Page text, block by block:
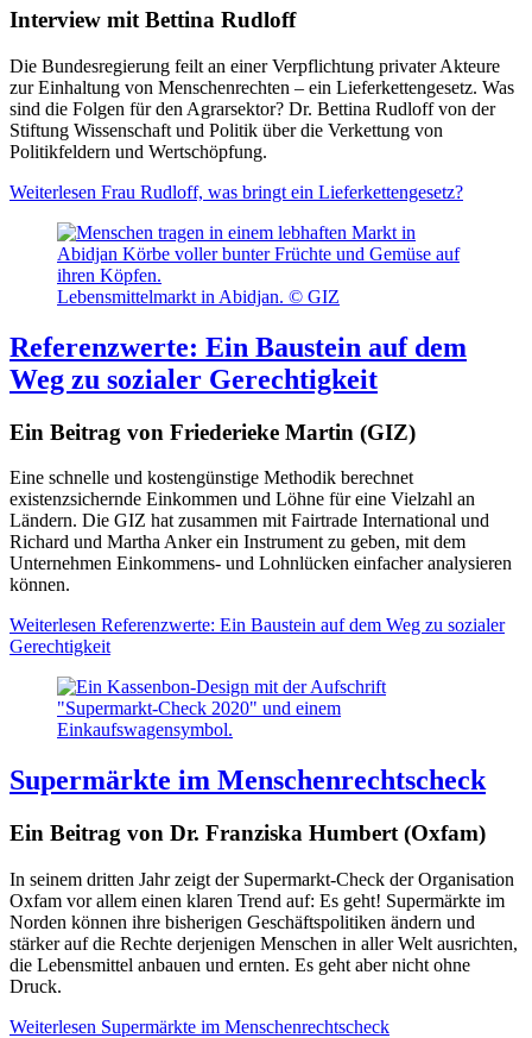
Interview mit Bettina Rudloff
Die Bundesregierung feilt an einer Verpflichtung privater Akteure
zur Einhaltung von Menschenrechten – ein Lieferkettengesetz. Was
sind die Folgen für den Agrarsektor? Dr. Bettina Rudloff von der
Stiftung Wissenschaft und Politik über die Verkettung von
Politikfeldern und Wertschöpfung.
Weiterlesen Frau Rudloff, was bringt ein Lieferkettengesetz?
Lebensmittelmarkt in Abidjan. © GIZ
Referenzwerte: Ein Baustein auf dem
Weg zu sozialer Gerechtigkeit
Ein Beitrag von Friederieke Martin (GIZ)
Eine schnelle und kostengünstige Methodik berechnet
existenzsichernde Einkommen und Löhne für eine Vielzahl an
Ländern. Die GIZ hat zusammen mit Fairtrade International und
Richard und Martha Anker ein Instrument zu geben, mit dem
Unternehmen Einkommens- und Lohnlücken einfacher analysieren
können.
Weiterlesen Referenzwerte: Ein Baustein auf dem Weg zu sozialer
Gerechtigkeit
Supermärkte im Menschenrechtscheck
Ein Beitrag von Dr. Franziska Humbert (Oxfam)
In seinem dritten Jahr zeigt der Supermarkt-Check der Organisation
Oxfam vor allem einen klaren Trend auf: Es geht! Supermärkte im
Norden können ihre bisherigen Geschäftspolitiken ändern und
stärker auf die Rechte derjenigen Menschen in aller Welt ausrichten,
die Lebensmittel anbauen und ernten. Es geht aber nicht ohne
Druck.
Weiterlesen Supermärkte im Menschenrechtscheck